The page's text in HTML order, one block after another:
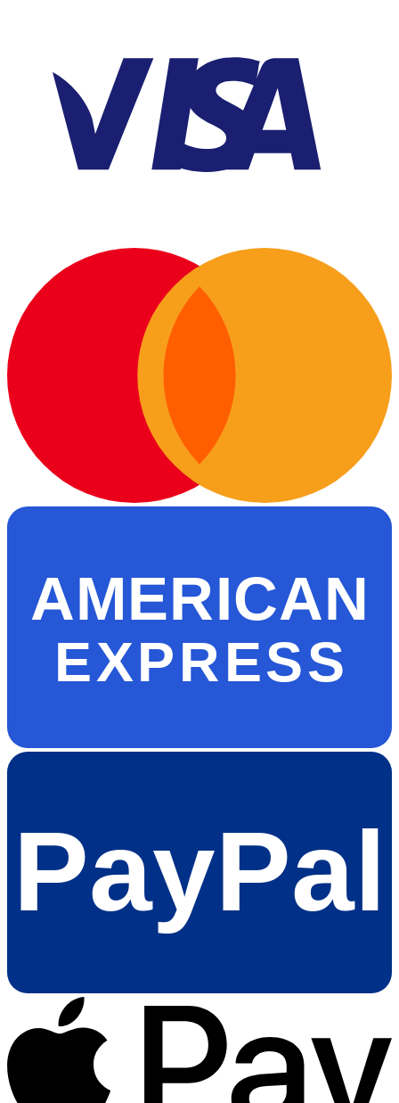
AMERICAN
EXPRESS
PayPal